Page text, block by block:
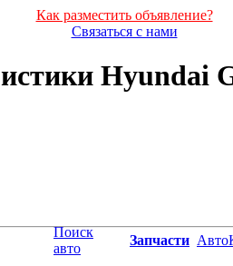
Как разместить объявление?
Связаться с нами
Hyundai
Поиск
авто
Запчасти